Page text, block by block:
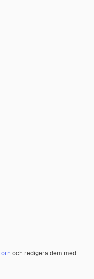
och redigera dem med